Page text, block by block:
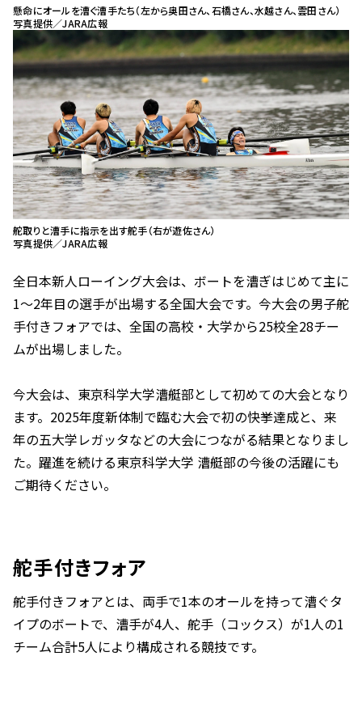
懸命にオールを漕ぐ漕手たち（左から奥田さん、石橋さん、水越さん、雲田さん）
写真提供／JARA広報
舵取りと漕手に指示を出す舵手（右が遊佐さん）
写真提供／JARA広報
全日本新人ローイング大会は、ボートを漕ぎはじめて主に
1～2年目の選手が出場する全国大会です。今大会の男子舵
手付きフォアでは、全国の高校・大学から25校全28チー
ムが出場しました。
今大会は、東京科学大学漕艇部として初めての大会となり
ます。2025年度新体制で臨む大会で初の快挙達成と、来
年の五大学レガッタなどの大会につながる結果となりまし
た。躍進を続ける東京科学大学 漕艇部の今後の活躍にも
ご期待ください。
舵手付きフォア
舵手付きフォアとは、両手で1本のオールを持って漕ぐタ
イプのボートで、漕手が4人、舵手（コックス）が1人の1
チーム合計5人により構成される競技です。